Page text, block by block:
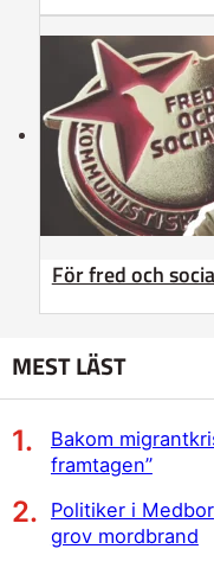
För fred och
MEST LÄST
Bakom
framtagen”
Politiker i
grov mordbrand